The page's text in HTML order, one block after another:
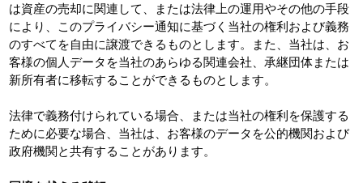
は資産の売却に関連して、または法律上の運用やその他の手段
により、このプライバシー通知に基づく当社の権利および義務
のすべてを自由に譲渡できるものとします。また、当社は、お
客様の個人データを当社のあらゆる関連会社、承継団体または
新所有者に移転することができるものとします。
法律で義務付けられている場合、または当社の権利を保護する
ために必要な場合、当社は、お客様のデータを公的機関および
政府機関と共有することがあります。